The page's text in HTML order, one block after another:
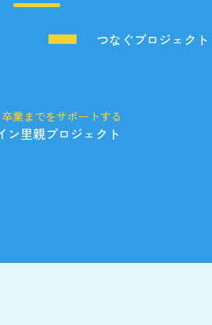
つなぐプロジェクト
業までをサポートする
ン里親プロジェクト